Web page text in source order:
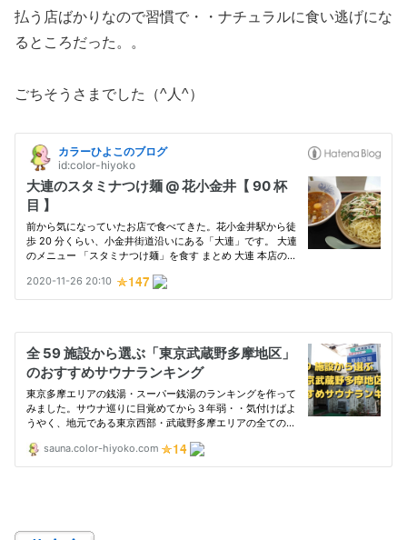
払う店ばかりなので習慣で・・ナチュラルに食い逃げにな
るところだった。。
ごちそうさまでした（^人^）